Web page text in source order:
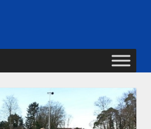
Frisbeesport-
Verband